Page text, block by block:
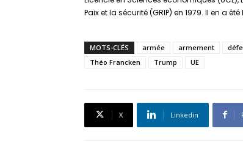
Paix et la sécurité (GRIP) en 1979. Il en a
MOTS-CLÉS armée armement
Théo Francken
Trump UE
X Linkedin